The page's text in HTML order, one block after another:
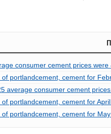
consumer cement prices were
portlandcement, cement for
average consumer cement
portlandcement, cement for
portlandcement, cement for